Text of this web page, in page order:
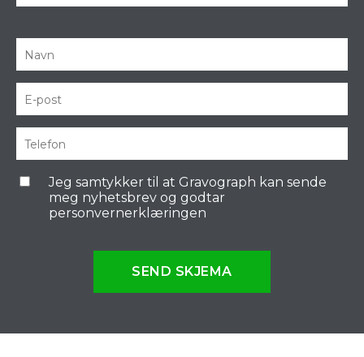
Jeg samtykker til at Gravograph kan sende
meg nyhetsbrev og godtar
personvernerklæringen
SEND SKJEMA